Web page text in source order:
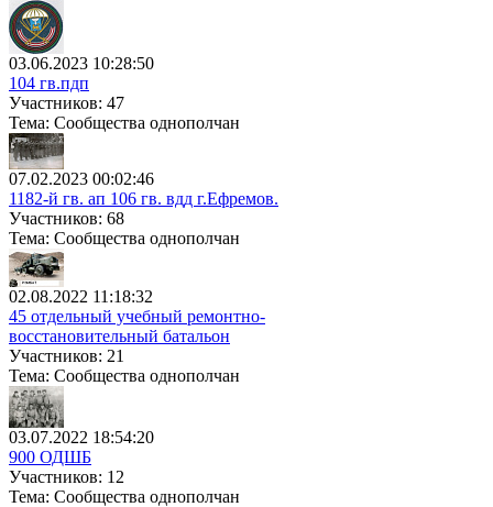
03.06.2023 10:28:50
104 гв.пдп
Участников: 47
Тема: Сообщества однополчан
07.02.2023 00:02:46
1182-й гв. ап 106 гв. вдд г.Ефремов.
Участников: 68
Тема: Сообщества однополчан
02.08.2022 11:18:32
45 отдельный учебный ремонтно-
восстановительный батальон
Участников: 21
Тема: Сообщества однополчан
03.07.2022 18:54:20
900 ОДШБ
Участников: 12
Тема: Сообщества однополчан